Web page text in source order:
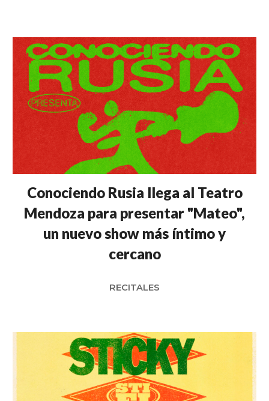
Conociendo Rusia llega al Teatro
Mendoza para presentar "Mateo",
un nuevo show más íntimo y
cercano
RECITALES